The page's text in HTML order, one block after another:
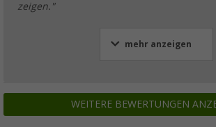
zeigen."
mehr anzeigen
WEITERE BEWERTUNGEN